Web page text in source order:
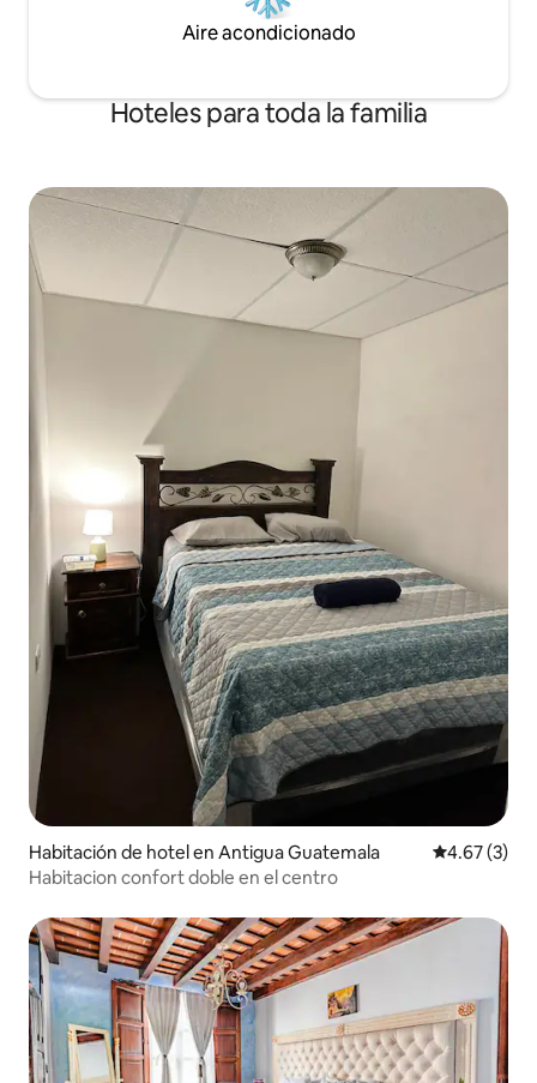
Aire acondicionado
Hoteles para toda la familia
Habitación de hotel en Antigua Guatemala Calificación
4.67 (3)
Habitacion confort doble en el centro